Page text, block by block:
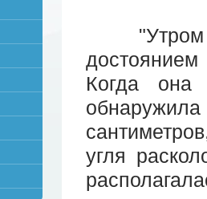
"Утром
Когда она
угля